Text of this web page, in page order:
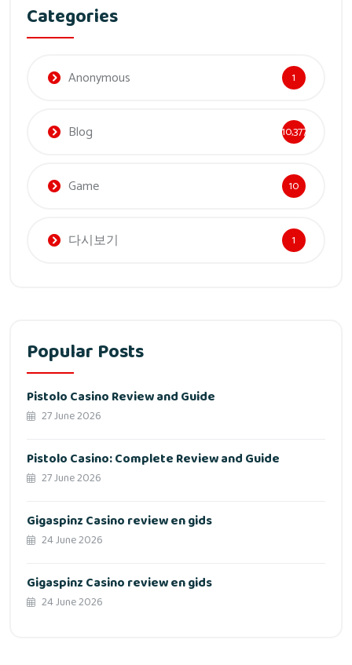
Categories
Anonymous 1
Blog 10,377
Game 10
다시보기 1
Popular Posts
Pistolo Casino Review and Guide
27 June 2026
Pistolo Casino: Complete Review and Guide
27 June 2026
Gigaspinz Casino review en gids
24 June 2026
Gigaspinz Casino review en gids
24 June 2026